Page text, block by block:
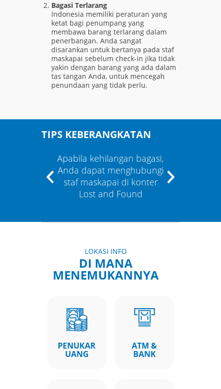
Bagasi Terlarang
Indonesia memiliki peraturan yang
ketat bagi penumpang yang
membawa barang terlarang dalam
penerbangan. Anda sangat
disarankan untuk bertanya pada staf
maskapai sebelum check-in jika tidak
yakin dengan barang yang ada dalam
tas tangan Anda, untuk mencegah
penundaan yang tidak perlu.
TIPS KEBERANGKATAN
Apabila kehilangan bagasi,
Anda dapat menghubungi
staf maskapai di konter
Lost and Found
LOKASI INFO
DI MANA
MENEMUKANNYA
PENUKAR
UANG
ATM &
BANK